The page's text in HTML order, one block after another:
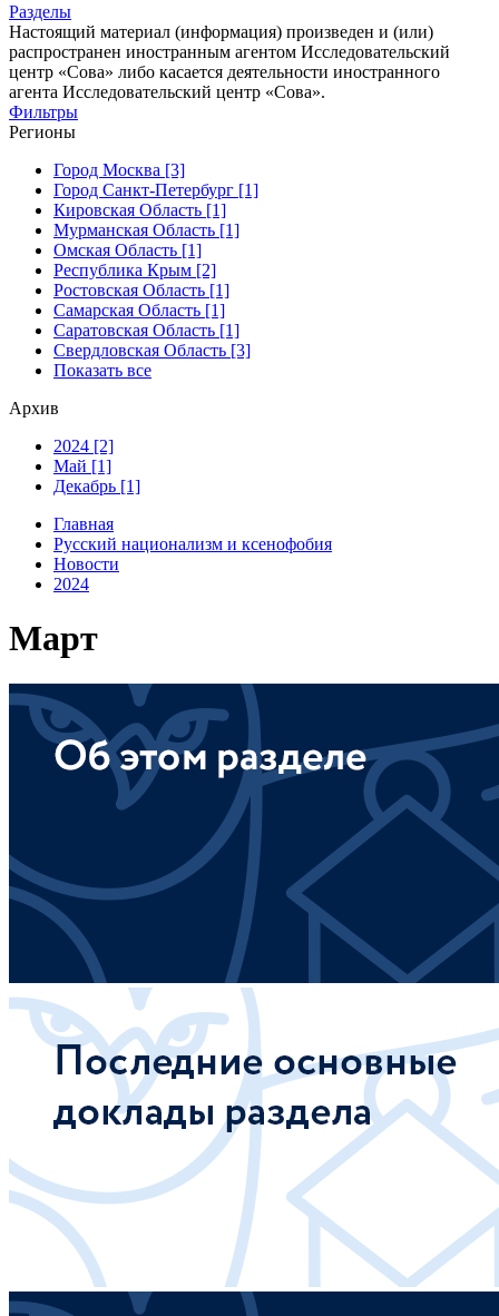
Разделы
Настоящий материал (информация) произведен и (или)
распространен иностранным агентом Исследовательский
центр «Сова» либо касается деятельности иностранного
агента Исследовательский центр «Сова».
Фильтры
Регионы
Город Москва [3]
Город Санкт-Петербург [1]
Кировская Область [1]
Мурманская Область [1]
Омская Область [1]
Республика Крым [2]
Ростовская Область [1]
Самарская Область [1]
Саратовская Область [1]
Свердловская Область [3]
Показать все
Архив
2024 [2]
Май [1]
Декабрь [1]
Главная
Русский национализм и ксенофобия
Новости
2024
Март